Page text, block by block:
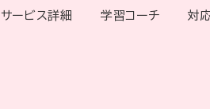
サービス詳細 学習コーチ 対